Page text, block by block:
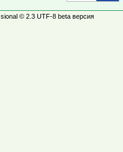
© 2.3 UTF-8 beta версия